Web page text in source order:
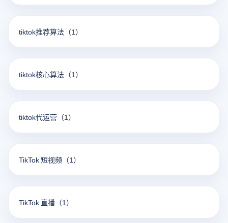
tiktok推荐算法 （1）
tiktok核心算法 （1）
tiktok代运营 （1）
TikTok 短视频 （1）
TikTok 直播 （1）